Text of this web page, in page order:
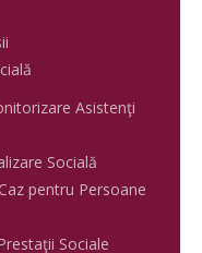
Asistenţi
Socială
pentru Persoane
Sociale